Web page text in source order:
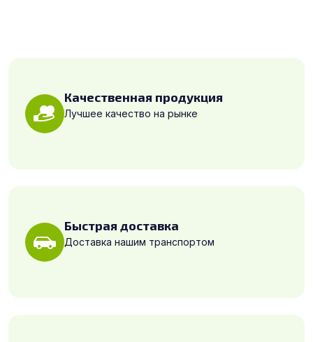
Качественная продукция
Лучшее качество на рынке
Быстрая доставка
Доставка нашим транспортом